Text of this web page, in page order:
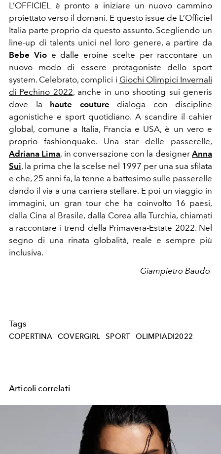
L’OFFICIEL è pronto a iniziare un nuovo cammino
proiettato verso il domani. E questo issue de L’Officiel
Italia parte proprio da questo assunto. Scegliendo un
line-up di talents unici nel loro genere, a partire da
Bebe Vioe dalle eroine scelte per raccontare un
nuovo modo di essere protagoniste dello sport
system. Celebrato, complici i Giochi Olimpici Invernali
di Pechino 2022, anche in uno shooting sui generis
dove la haute couture dialoga con discipline
agonistiche e sport quotidiano. A scandire il cahier
global, comune a Italia, Francia e USA, è un vero e
proprio fashionquake. Una star delle passerelle,
Adriana Lima, in conversazione con la designerAnna
Sui, la prima che la scelse nel 1997 per una sua sfilata
e che, 25 anni fa, la tenne a battesimo sulle passerelle
dando il via a una carriera stellare. E poi un viaggio in
immagini, un gran tour che ha coinvolto 16 paesi,
dalla Cina al Brasile, dalla Corea alla Turchia, chiamati
a raccontare i trend della Primavera-Estate 2022. Nel
segno di una rinata globalità, reale e sempre più
inclusiva.
Giampietro Baudo
Tags
COPERTINA COVERGIRL SPORT OLIMPIADI2022
Articoli correlati